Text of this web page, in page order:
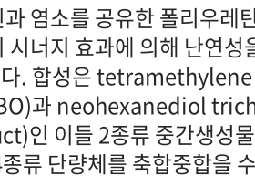
염소를 공유한 폴리우레
시너지 효과에 의해 난연
다. 합성은
과 neohexanediol
인 이들 2종류 중간생성
류 단량체를 축합중합을